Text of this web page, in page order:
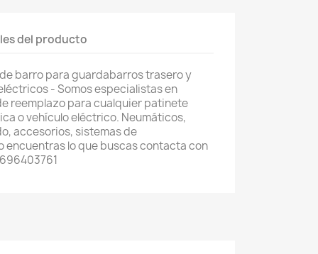
del producto
barro para guardabarros trasero y
- Somos especialistas en
reemplazo para cualquier patinete
o vehículo eléctrico. Neumáticos,
accesorios, sistemas de
encuentras lo que buscas contacta con